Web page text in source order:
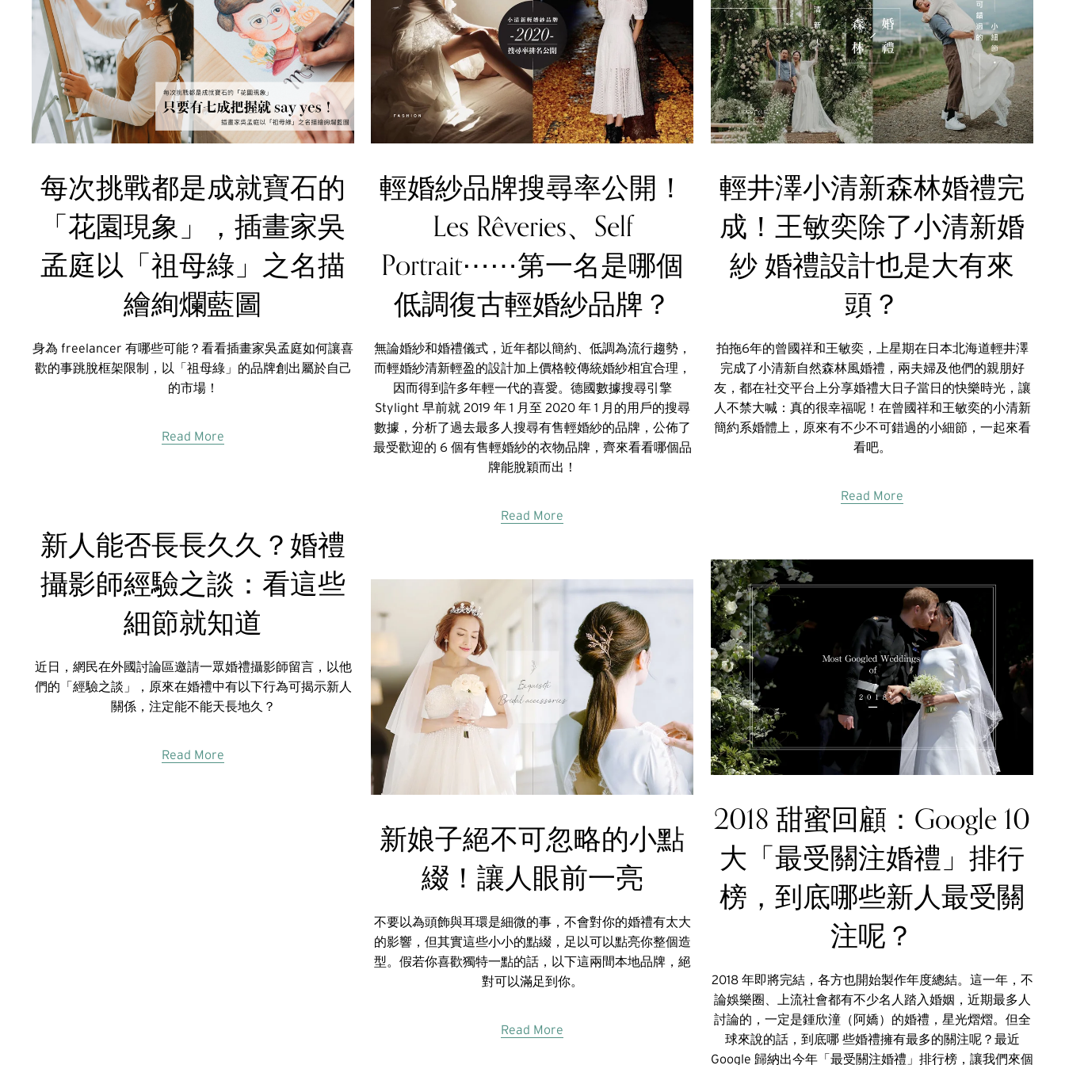
每次挑戰都是成就寶石的
「花園現象」，插畫家吳
孟庭以「祖母綠」之名描
繪絢爛藍圖
身為 freelancer 有哪些可能？看看插畫家吳孟庭如何讓喜
歡的事跳脫框架限制，以「祖母綠」的品牌創出屬於自己
的市場！
Read More
輕婚紗品牌搜尋率公開！
Les Rêveries、Self
Portrait⋯⋯第一名是哪個
低調復古輕婚紗品牌？
無論婚紗和婚禮儀式，近年都以簡約、低調為流行趨勢，
而輕婚紗清新輕盈的設計加上價格較傳統婚紗相宜合理，
因而得到許多年輕一代的喜愛。德國數據搜尋引擎
Stylight 早前就 2019 年 1 月至 2020 年 1 月的用戶的搜尋
數據，分析了過去最多人搜尋有售輕婚紗的品牌，公佈了
最受歡迎的 6 個有售輕婚紗的衣物品牌，齊來看看哪個品
牌能脫穎而出！
Read More
輕井澤小清新森林婚禮完
成！王敏奕除了小清新婚
紗 婚禮設計也是大有來
頭？
拍拖6年的曾國祥和王敏奕，上星期在日本北海道輕井澤
完成了小清新自然森林風婚禮，兩夫婦及他們的親朋好
友，都在社交平台上分享婚禮大日子當日的快樂時光，讓
人不禁大喊：真的很幸福呢！在曾國祥和王敏奕的小清新
簡約系婚體上，原來有不少不可錯過的小細節，一起來看
看吧。
Read More
新人能否長長久久？婚禮
攝影師經驗之談：看這些
細節就知道
近日，網民在外國討論區邀請一眾婚禮攝影師留言，以他
們的「經驗之談」，原來在婚禮中有以下行為可揭示新人
關係，注定能不能天長地久？
Read More
2018 甜蜜回顧：Google 10
大「最受關注婚禮」排行
榜，到底哪些新人最受關
注呢？
2018 年即將完結，各方也開始製作年度總結。這一年，不
論娛樂圈、上流社會都有不少名人踏入婚姻，近期最多人
討論的，一定是鍾欣潼（阿嬌）的婚禮，星光熠熠。但全
球來說的話，到底哪 些婚禮擁有最多的關注呢？最近
Google 歸納出今年「最受關注婚禮」排行榜，讓我們來個
新娘子絕不可忽略的小點
綴！讓人眼前一亮
不要以為頭飾與耳環是細微的事，不會對你的婚禮有太大
的影響，但其實這些小小的點綴，足以可以點亮你整個造
型。假若你喜歡獨特一點的話，以下這兩間本地品牌，絕
對可以滿足到你。
Read More